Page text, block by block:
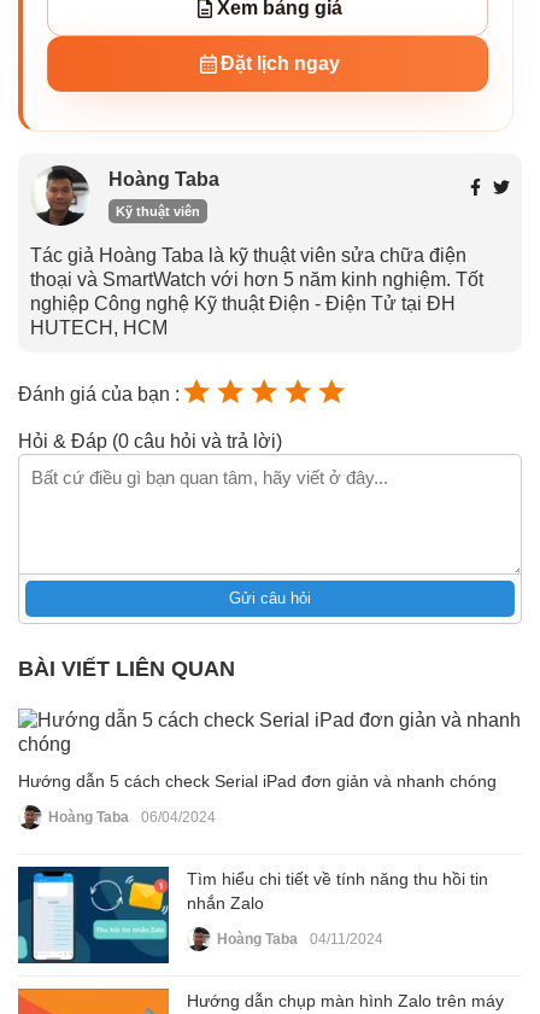
Xem bảng giá
Đặt lịch ngay
Hoàng Taba
Kỹ thuật viên
Tác giả Hoàng Taba là kỹ thuật viên sửa chữa điện
thoại và SmartWatch với hơn 5 năm kinh nghiệm. Tốt
nghiệp Công nghệ Kỹ thuật Điện - Điện Tử tại ĐH
HUTECH, HCM
Đánh giá của bạn :
Hỏi & Đáp (0 câu hỏi và trả lời)
Gửi câu hỏi
BÀI VIẾT LIÊN QUAN
Hướng dẫn 5 cách check Serial iPad đơn giản và nhanh chóng
Hoàng Taba 06/04/2024
Tìm hiểu chi tiết về tính năng thu hồi tin
nhắn Zalo
Hoàng Taba 04/11/2024
Hướng dẫn chụp màn hình Zalo trên máy